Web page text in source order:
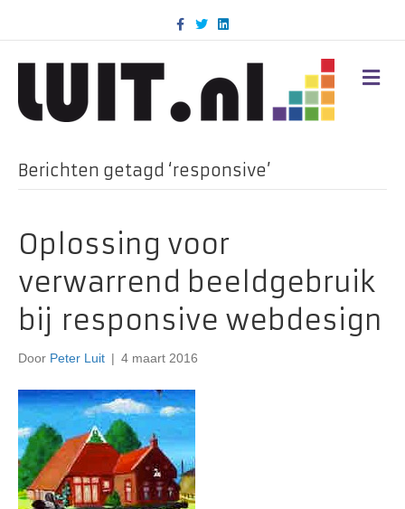
c
k
T
w
i
n
d
M
E
Berichten getagd ‘responsive’
Oplossing voor
verwarrend beeldgebruik
bij responsive webdesign
Door Peter Luit | 4 maart 2016